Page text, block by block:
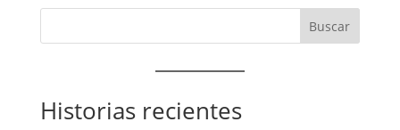
Historias recientes